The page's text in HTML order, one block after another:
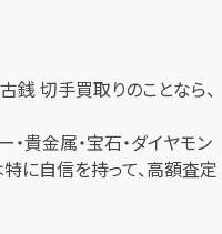
銭 切手買取りのことなら、
貴金属・宝石・ダイヤモン
特に自信を持って、高額査定